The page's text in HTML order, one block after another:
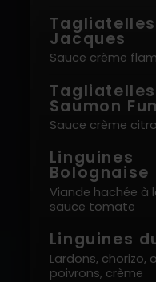
Jacques
Sauce crème
Saumon
Sauce crème
Linguines
Bolognaise
Viande hachée à
sauce tomate
Linguines
Lardons, chorizo,
poivrons, crème